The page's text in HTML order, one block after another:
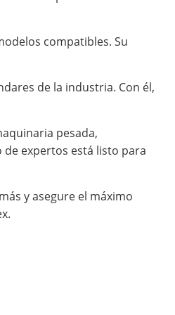
compatibles. Su
de la industria. Con él,
pesada,
expertos está listo para
y asegure el máximo